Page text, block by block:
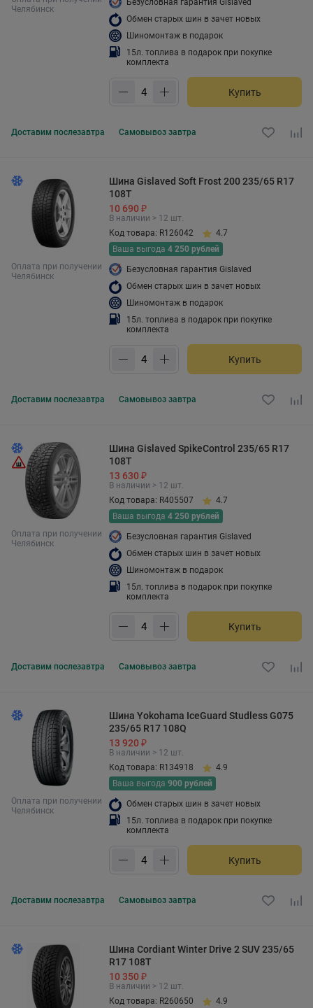
Челябинск
Безусловная гарантия Gislaved
Обмен старых шин в зачет новых
Шиномонтаж в подарок
15л. топлива в подарок при покупке
комплекта
Купить
Доставим послезавтра Самовывоз завтра
Оплата при получении
Челябинск
Шина Gislaved Soft Frost 200 235/65 R17
108T
10 690 ₽
В наличии > 12 шт.
Код товара: R126042
4.7
Ваша выгода 4 250 рублей
Безусловная гарантия Gislaved
Обмен старых шин в зачет новых
Шиномонтаж в подарок
15л. топлива в подарок при покупке
комплекта
Купить
Доставим послезавтра Самовывоз завтра
Оплата при получении
Челябинск
Шина Gislaved SpikeControl 235/65 R17
108T
13 630 ₽
В наличии > 12 шт.
Код товара: R405507
4.7
Ваша выгода 4 250 рублей
Безусловная гарантия Gislaved
Обмен старых шин в зачет новых
Шиномонтаж в подарок
15л. топлива в подарок при покупке
комплекта
Купить
Доставим послезавтра Самовывоз завтра
Оплата при получении
Челябинск
Шина Yokohama IceGuard Studless G075
235/65 R17 108Q
13 920 ₽
В наличии > 12 шт.
Код товара: R134918
4.9
Ваша выгода 900 рублей
Обмен старых шин в зачет новых
15л. топлива в подарок при покупке
комплекта
Купить
Доставим послезавтра Самовывоз завтра
Шина Cordiant Winter Drive 2 SUV 235/65
R17 108T
10 350 ₽
В наличии > 12 шт.
Код товара: R260650
4.9